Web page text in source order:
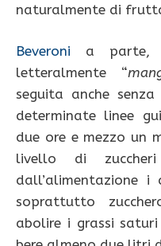
naturalmente di
Beveroni a
letteralmente “
seguita anche
determinate linee
due ore e mezzo un
livello di
dall’alimentazione
soprattutto
abolire i grassi